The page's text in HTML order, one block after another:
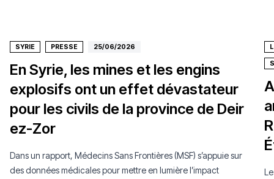
SYRIE PRESSE 25/06/2026
En Syrie, les mines et les engins
explosifs ont un effet dévastateur
pour les civils de la province de Deir
ez-Zor
Dans un rapport, Médecins Sans Frontières (MSF) s’appuie sur
des données médicales pour mettre en lumière l’impact